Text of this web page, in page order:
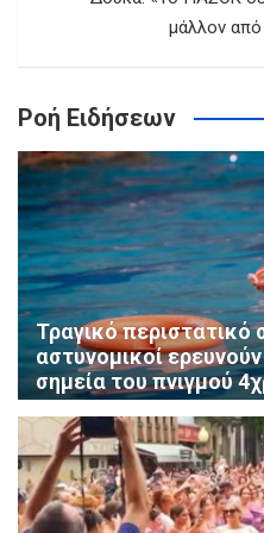
μάλλον
Ροή Ειδήσεων
Τραγικό περιστατικό
αστυνομικοί
σημεία του πνιγμού